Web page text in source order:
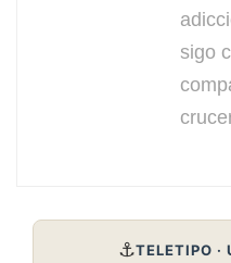
sigo
⚓TELETIPO